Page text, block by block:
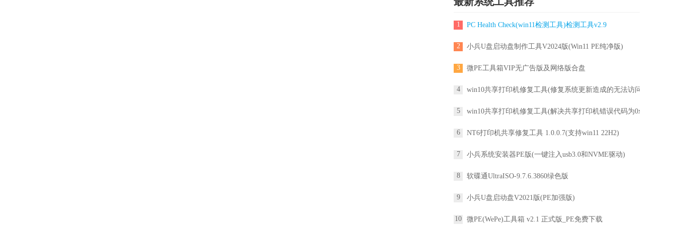
1 PC Health Check(win11检测工具)检测工具v2.9
2 小兵U盘启动盘制作工具V2024版(Win11 PE纯净版)
3 微PE工具箱VIP无广告版及网络版合盘
4 win10共享打印机修复工具(修复系统更新造成的无法访问
5 win10共享打印机修复工具(解决共享打印机错误代码为0x
6 NT6打印机共享修复工具 1.0.0.7(支持win11 22H2)
7 小兵系统安装器PE版(一键注入usb3.0和NVME驱动)
8 软碟通UltraISO-9.7.6.3860绿色版
9 小兵U盘启动盘V2021版(PE加强版)
10 微PE(WePe)工具箱 v2.1 正式版_PE免费下载